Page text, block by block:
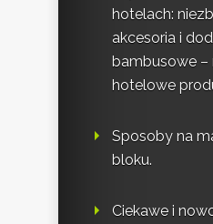
hotelach:
akcesoria i
bambusowe –
hotelowe
Sposoby na
bloku.
Ciekawe i